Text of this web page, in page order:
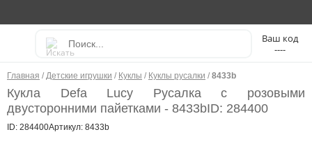
----
Главная / Детские игрушки / Куклы / Куклы русалки / 8433b
Кукла Defa Lucy Русалка с розовыми
двусторонними пайетками - 8433bID: 284400
ID: 284400Артикул: 8433b